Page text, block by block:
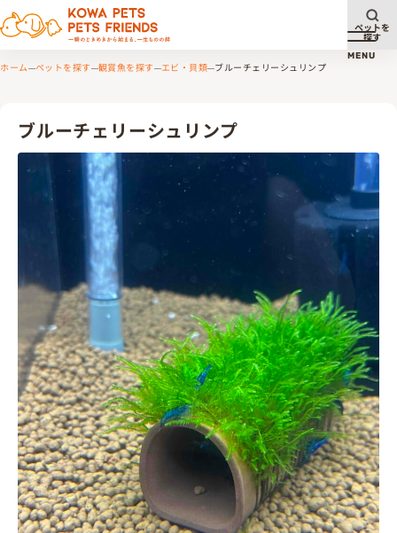
メニ
MENU
ペットを
探す
ホーム ペットを探す 観賞魚を探す エビ・貝類 ブルーチェリーシュリンプ
ブルーチェリーシュリンプ